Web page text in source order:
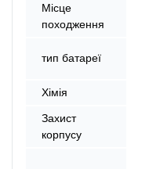
Місце
походження
тип батареї
Хімія
Захист
корпусу